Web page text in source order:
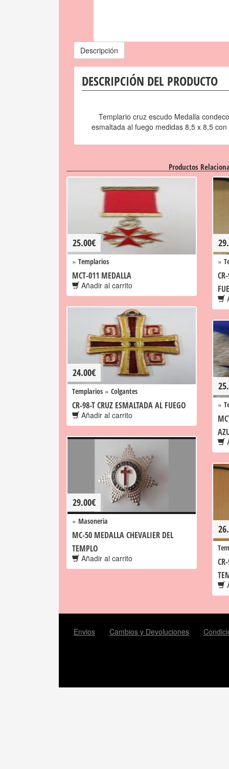
Descripción
DESCRIPCIÓN DEL PRODUCTO
Templario cruz escudo Medalla
esmaltada al fuego medidas 8,5 x 8,5
Productos
25.00€
» Templarios
MCT-011 MEDALLA
Añadir al carrito
»
24.00€
Templarios » Colgantes
CR-98-T CRUZ ESMALTADA AL FUEGO
Añadir al carrito
»
29.00€
» Masoneria
MC-50 MEDALLA CHEVALIER DEL
TEMPLO
Añadir al carrito
Envios Cambios y Devoluciones